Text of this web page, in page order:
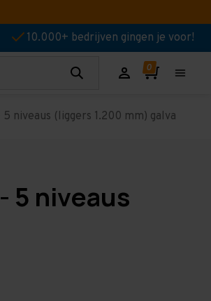
10.000+ bedrijven gingen je voor!
niveaus (liggers 1.200 mm) galva
5 niveaus